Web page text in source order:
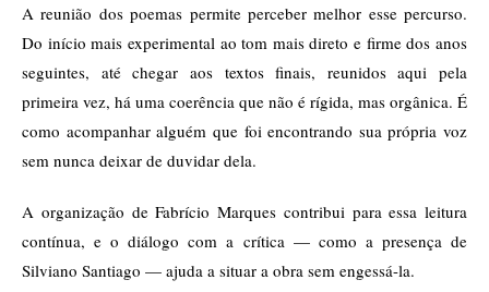
A reunião dos poemas permite perceber melhor esse percurso.
Do início mais experimental ao tom mais direto e firme dos anos
seguintes, até chegar aos textos finais, reunidos aqui pela
primeira vez, há uma coerência que não é rígida, mas orgânica. É
como acompanhar alguém que foi encontrando sua própria voz
sem nunca deixar de duvidar dela.
A organização deFabrício Marques contribui para essa leitura
contínua, e o diálogo com a crítica — como a presença de
Silviano Santiago — ajuda a situar a obra sem engessá-la.